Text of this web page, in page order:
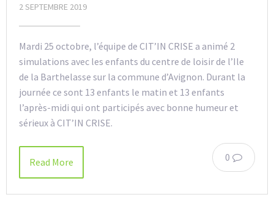
2 SEPTEMBRE 2019
Mardi 25 octobre, l’équipe de CIT’IN CRISE a animé 2
simulations avec les enfants du centre de loisir de l’Ile
de la Barthelasse sur la commune d’Avignon. Durant la
journée ce sont 13 enfants le matin et 13 enfants
l’après-midi qui ont participés avec bonne humeur et
sérieux à CIT’IN CRISE.
0
Read More